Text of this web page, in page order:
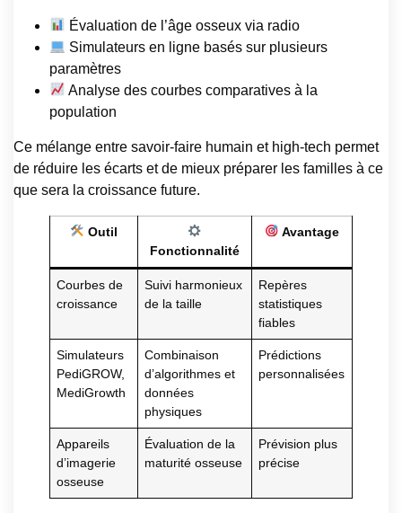
Évaluation de l’âge osseux via radio
Simulateurs en ligne basés sur plusieurs
paramètres
Analyse des courbes comparatives à la
population
Ce mélange entre savoir-faire humain et high-tech permet
de réduire les écarts et de mieux préparer les familles à ce
que sera la croissance future.
Outil
Fonctionnalité
Avantage
Courbes de
croissance
Suivi harmonieux
de la taille
Repères
statistiques
fiables
Simulateurs
PediGROW,
MediGrowth
Combinaison
d’algorithmes et
données
physiques
Prédictions
personnalisées
Appareils
d’imagerie
osseuse
Évaluation de la
maturité osseuse
Prévision plus
précise